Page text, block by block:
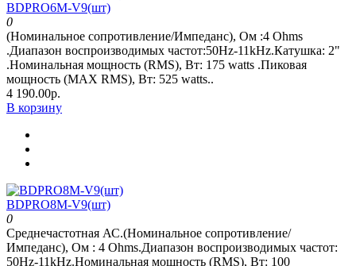
BDPRO6M-V9(шт)
0
(Номинальное сопротивление/Импеданс), Ом :4 Ohms
.Диапазон воспроизводимых частот:50Hz-11kHz.Катушка: 2"
.Номинальная мощность (RMS), Вт: 175 watts .Пиковая
мощность (MAX RMS), Вт: 525 watts..
4 190.00р.
В корзину
BDPRO8M-V9(шт)
0
Среднечастотная АС.(Номинальное сопротивление/
Импеданс), Ом : 4 Ohms.Диапазон воспроизводимых частот:
50Hz-11kHz.Номинальная мощность (RMS), Вт: 100